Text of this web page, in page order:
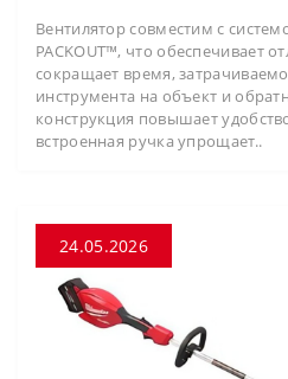
Вентилятор совместим с
PACKOUT™, что обеспечивает
сокращает время,
инструмента на объект и
конструкция повышает
встроенная ручка упрощает..
24.05.2026